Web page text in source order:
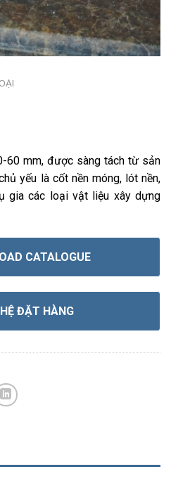
mm, được sàng tách từ sản
yếu là cốt nền móng, lót nền,
gia các loại vật liệu xây dựng
CATALOGUE
ĐẶT HÀNG